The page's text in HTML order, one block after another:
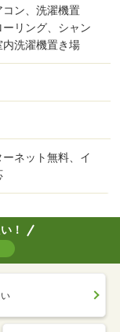
ン、洗濯機置
リング、シャン
洗濯機置き場
ネット無料、イ
！